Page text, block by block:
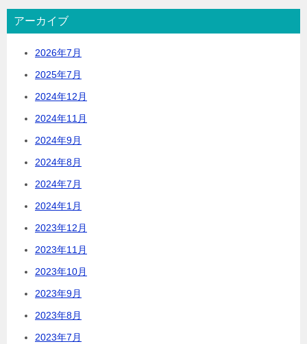
アーカイブ
2026年7月
2025年7月
2024年12月
2024年11月
2024年9月
2024年8月
2024年7月
2024年1月
2023年12月
2023年11月
2023年10月
2023年9月
2023年8月
2023年7月